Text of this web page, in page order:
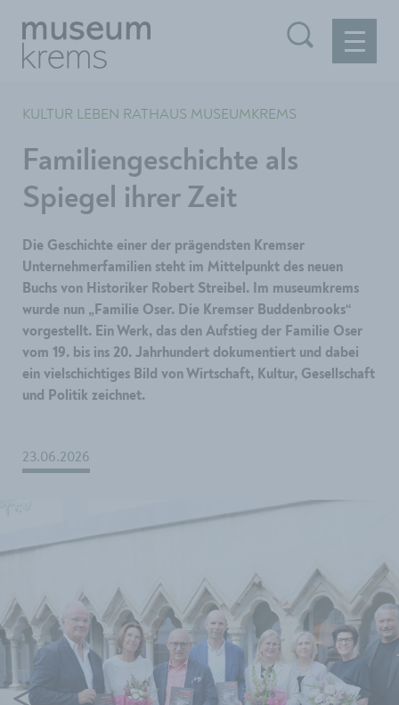
KULTUR LEBEN RATHAUS MUSEUMKREMS
Familiengeschichte als
Spiegel ihrer Zeit
Die Geschichte einer der prägendsten Kremser
Unternehmerfamilien steht im Mittelpunkt des neuen
Buchs von Historiker Robert Streibel. Im museumkrems
wurde nun „Familie Oser. Die Kremser Buddenbrooks“
vorgestellt. Ein Werk, das den Aufstieg der Familie Oser
vom 19. bis ins 20. Jahrhundert dokumentiert und dabei
ein vielschichtiges Bild von Wirtschaft, Kultur, Gesellschaft
und Politik zeichnet.
23.06.2026